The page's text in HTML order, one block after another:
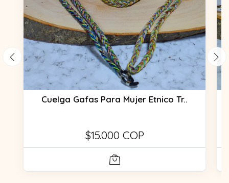
Cuelga Gafas Para Mujer Etnico Tr..
$15.000 COP